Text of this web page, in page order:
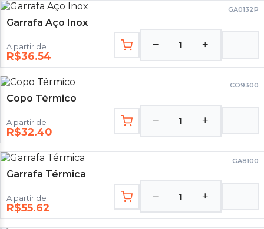
GA0132P
Garrafa Aço Inox
A partir de
R$36.54
− 1 +
CO9300
Copo Térmico
A partir de
R$32.40
− 1 +
GA8100
Garrafa Térmica
A partir de
R$55.62
− 1 +